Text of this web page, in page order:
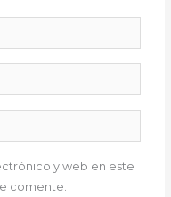
y web en este
comente.